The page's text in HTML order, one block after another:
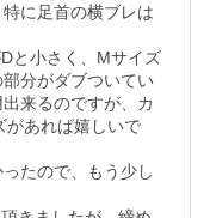
に足首の横ブレは
と小さく、Mサイズ
分がダブついてい
来るのですが、カ
があれば嬉しいで
たので、もう少し